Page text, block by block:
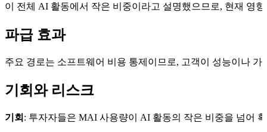
이 전체 AI 활동에서 작은 비중이라고 설명했으므로, 현재 영
파급 효과
주요 경로는 소프트웨어 비용 통제이므로, 고객이 성능이나
기회와 리스크
기회 : 투자자들은 MAI 사용량이 AI 활동의 작은 비중을 넘어